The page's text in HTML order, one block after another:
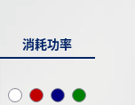
消耗功率